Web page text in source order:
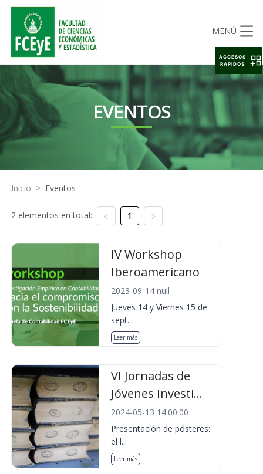
MENÚ
EVENTOS
Inicio > Eventos
2 elementos en total: 1
IV Workshop
Iberoamericano
2023-09-14 null
Jueves 14 y Viernes 15 de
sept...
Leer más
VI Jornadas de
Jóvenes Investi...
2024-05-13 14:00:00
Presentación de pósteres:
el l...
Leer más
ACCESOS
RAPIDOS